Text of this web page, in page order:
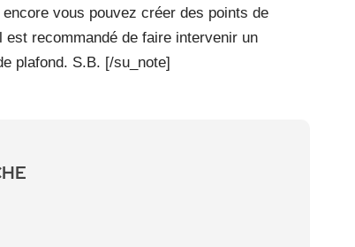
vous pouvez créer des points de
recommandé de faire intervenir un
plafond. S.B. [/su_note]